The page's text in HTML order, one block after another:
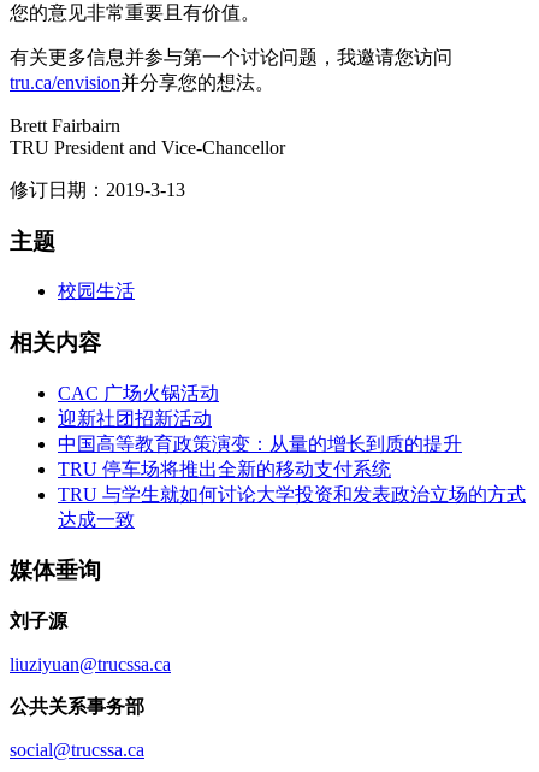
您的意见非常重要且有价值。
有关更多信息并参与第一个讨论问题，我邀请您访问
tru.ca/envision并分享您的想法。
Brett Fairbairn
TRU President and Vice-Chancellor
修订日期：2019-3-13
主题
校园生活
相关内容
CAC 广场火锅活动
迎新社团招新活动
中国高等教育政策演变：从量的增长到质的提升
TRU 停车场将推出全新的移动支付系统
TRU 与学生就如何讨论大学投资和发表政治立场的方式
达成一致
媒体垂询
刘子源
liuziyuan@trucssa.ca
公共关系事务部
social@trucssa.ca